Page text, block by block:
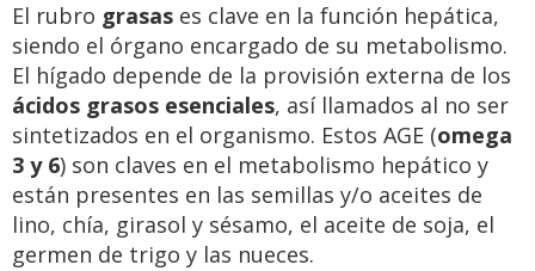
El rubro grasas es clave en la función hepática,
siendo el órgano encargado de su metabolismo.
El hígado depende de la provisión externa de los
ácidos grasos esenciales, así llamados al no ser
sintetizados en el organismo. Estos AGE (omega
3 y 6) son claves en el metabolismo hepático y
están presentes en las semillas y/o aceites de
lino, chía, girasol y sésamo, el aceite de soja, el
germen de trigo y las nueces.